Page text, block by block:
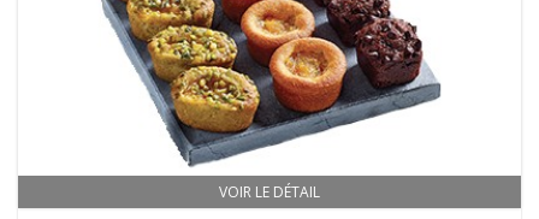
VOIR LE DÉTAIL